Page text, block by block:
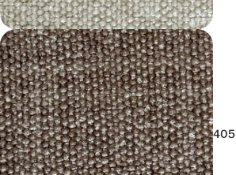
405